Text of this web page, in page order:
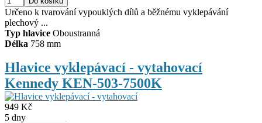
Určeno k tvarování vypouklých dílů a běžnému vyklepávání
plechový ...
Typ hlavice Oboustranná
Délka 758 mm
Hlavice vyklepávací - vytahovací
Kennedy KEN-503-7500K
949 Kč
5 dny